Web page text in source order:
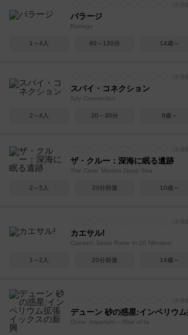
バラージ
Barrage
1～4人 60～120分 14歳～
スパイ・コネクション
Spy Connection
2～4人 20～30分 8歳～
ザ・クルー：深海に眠る遺跡
The Crew: Mission Deep Sea
2～5人 20分前後 10歳～
カエサル!
Caesar!: Seize Rome in 20 Minutes!
1～2人 20分前後 14歳～
デューン 砂の惑星:インペリウ
Dune: Imperium – Rise of Ix